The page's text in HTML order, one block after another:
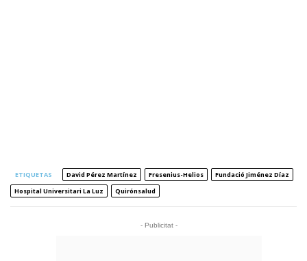
ETIQUETAS David Pérez Martínez Fresenius-Helios
Fundació Jiménez Díaz
Hospital Universitari La Luz
Quirónsalud
- Publicitat -